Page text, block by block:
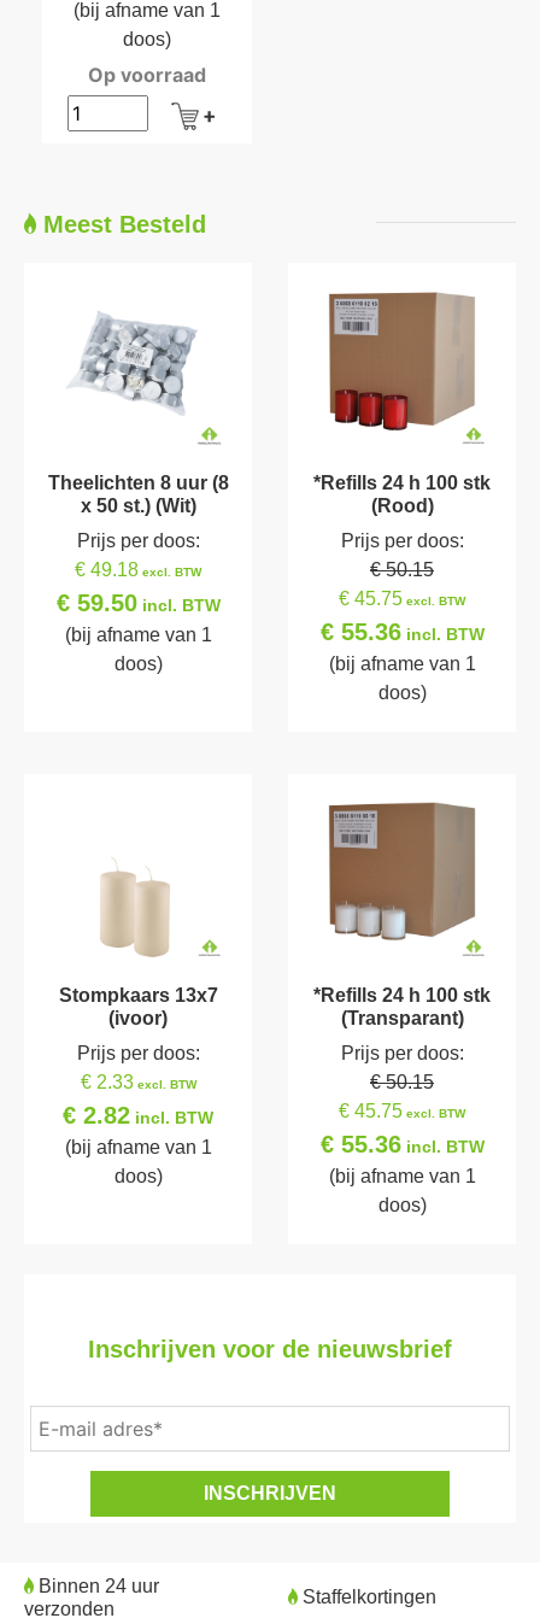
(bij afname van 1
doos)
Op voorraad
Meest Besteld
Theelichten 8 uur (8
x 50 st.) (Wit)
Prijs per doos:
€ 49.18 excl. BTW
€ 59.50incl. BTW
(bij afname van 1
doos)
*Refills 24 h 100 stk
(Rood)
Prijs per doos:
€ 50.15
€ 45.75 excl. BTW
€ 55.36incl. BTW
(bij afname van 1
doos)
Stompkaars 13x7
(ivoor)
Prijs per doos:
€ 2.33excl. BTW
€ 2.82 incl. BTW
(bij afname van 1
doos)
*Refills 24 h 100 stk
(Transparant)
Prijs per doos:
€ 50.15
€ 45.75 excl. BTW
€ 55.36incl. BTW
(bij afname van 1
doos)
Inschrijven voor de nieuwsbrief
Binnen 24 uur
verzonden
Staffelkortingen